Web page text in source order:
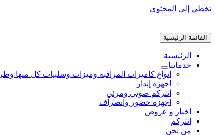
تخطي إلى المحتوى
القائمة الرئيسية
الرئيسية
خدماتنا
انواع كاميرات المراقبة وميزات وسلبيات كل منها
اجهزة إنذار
أنتركم صوتي ومرئي
اجهزة حضور وانصراف
اخبار و عروض
انتركم
من نحن